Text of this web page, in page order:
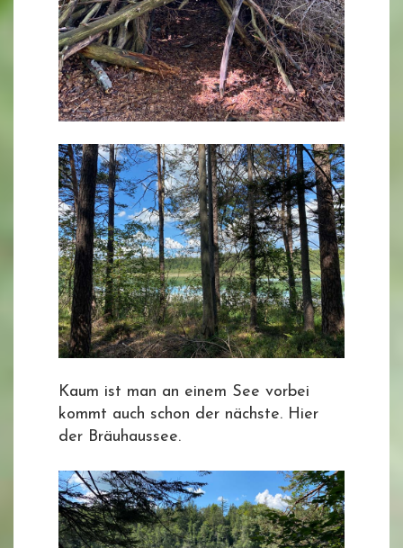
Kaum ist man an einem See vorbei
kommt auch schon der nächste. Hier
der Bräuhaussee.